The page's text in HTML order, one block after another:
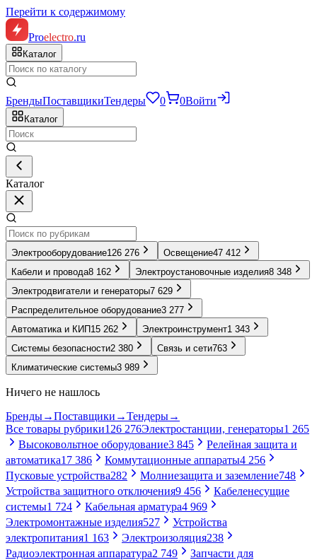
Перейти к содержимому
Proelectro.ru
Каталог
БрендыПоставщикиТендеры 0 0Войти
Каталог
Каталог
Электрооборудование126 276 Освещение47 412
Кабели и провода8 162 Электроустановочные изделия8 348
Электродвигатели и генераторы7 629
Распределительное оборудование3 277
Автоматика и КИП 15 262 Электроинструмент1 343
Системы безопасности2 380 Связь и сети763
Климатические системы3 989
Ничего не нашлось
Бренды→Поставщики →Тендеры→
Все товары рубрики126 276Электростанции, генераторы1 265
Высоковольтное оборудование3 845
Релейная защита и
автоматика17 386 Коммутационные аппараты4 256
Пусковые устройства282 Молниезащита и заземление748
Устройства защитного отключения9 456
Кабеленесущие
системы1 724 Кабельная арматура4 969
Электромонтажные изделия527
Устройства
электропитания1 163 Электроизоляция238
Радиоэлектронная аппаратура2 749
Запчасти для